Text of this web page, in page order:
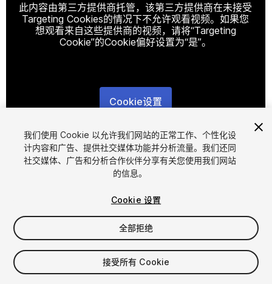
此内容由第三方提供商托管，该第三方提供商在未接受
Targeting Cookies的情况下不允许观看视频。如果您
想观看来自这些提供商的视频，请将“Targeting
Cookie”的Cookie偏好设置为“是”。
Cookie设置
1/19
$39
增值税将在结算时计算
我们使用 Cookie 以允许我们网站的正常工作、个性化设
计内容和广告、提供社交媒体功能并分析流量。我们还同
社交媒体、广告和分析合作伙伴分享有关您使用我们网站
的信息。
Cookie 设置
全部拒绝
接受所有 Cookie